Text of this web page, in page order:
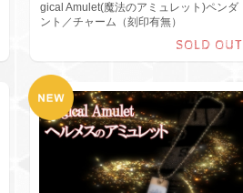
gical Amulet(魔法のアミュレット)ペンダ
ント／チャーム（刻印有無）
SOLD OUT